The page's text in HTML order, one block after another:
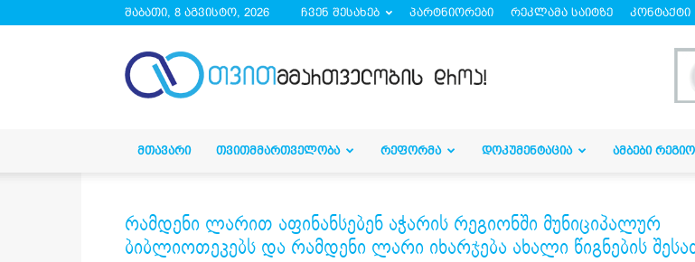
შაბათი, 8 აგვისტო, 2026 ჩვენ შესახებ პარტნიორები რეკლამა საიტზე კონტაქტი
ᲛᲗᲐᲕᲐᲠᲘ ᲗᲕᲘᲗᲛᲛᲐᲠᲗᲕᲔᲚᲝᲑᲐ ᲠᲔᲤᲝᲠᲛᲐ ᲓᲝᲙᲣᲛᲔᲜᲢᲐᲪᲘᲐ ᲐᲛᲑᲔᲑᲘ
რამდენი ლარით აფინანსებენ აჭარის რეგიონში მუნიციპალურ
ბიბლიოთეკებს და რამდენი ლარი იხარჯება ახალი წიგნების